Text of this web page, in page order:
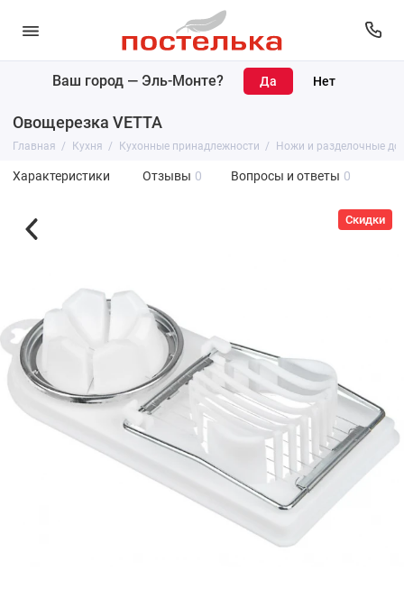
Ваш город — Эль-Монте?
Овощерезка VETTA
Главная Кухня Кухонные принадлежности Ножи и разделочные
Характеристики Отзывы 0 Вопросы и ответы 0
Скидки